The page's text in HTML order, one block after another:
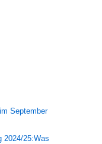
September
2024/25:Was